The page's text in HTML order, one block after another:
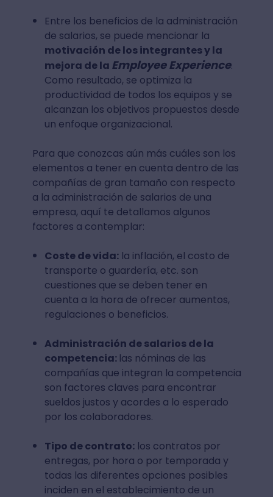
Entre los beneficios de la administración
de salarios, se puede mencionar la
motivación de los integrantes y la
mejora de la Employee Experience.
Como resultado, se optimiza la
productividad de todos los equipos y se
alcanzan los objetivos propuestos desde
un enfoque organizacional.
Para que conozcas aún más cuáles son los
elementos a tener en cuenta dentro de las
compañías de gran tamaño con respecto
a la administración de salarios de una
empresa, aquí te detallamos algunos
factores a contemplar:
Coste de vida:la inflación, el costo de
transporte o guardería, etc. son
cuestiones que se deben tener en
cuenta a la hora de ofrecer aumentos,
regulaciones o beneficios.
Administración de salarios de la
competencia: las nóminas de las
compañías que integran la competencia
son factores claves para encontrar
sueldos justos y acordes a lo esperado
por los colaboradores.
Tipo de contrato:los contratos por
entregas, por hora o por temporada y
todas las diferentes opciones posibles
inciden en el establecimiento de un